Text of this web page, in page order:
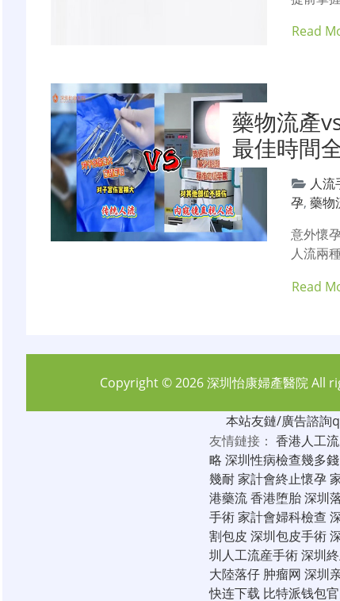
Read
藥物流產
最佳時間
人流
孕,藥物
意外懷
人流兩
Read
Copyright © 2026深圳怡康婦產醫院All
本站友鏈/廣告諮詢
友情鏈接： 香港人工
略 深圳性病檢查幾多錢
幾耐家計會終止懷孕
港藥流香港堕胎深圳
手術家計會婦科檢查
割包皮 深圳包皮手術
圳人工流産手術深圳
大陸落仔 肿瘤网 深圳
快连下载 比特派钱包